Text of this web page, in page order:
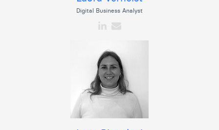
Digital Business Analyst